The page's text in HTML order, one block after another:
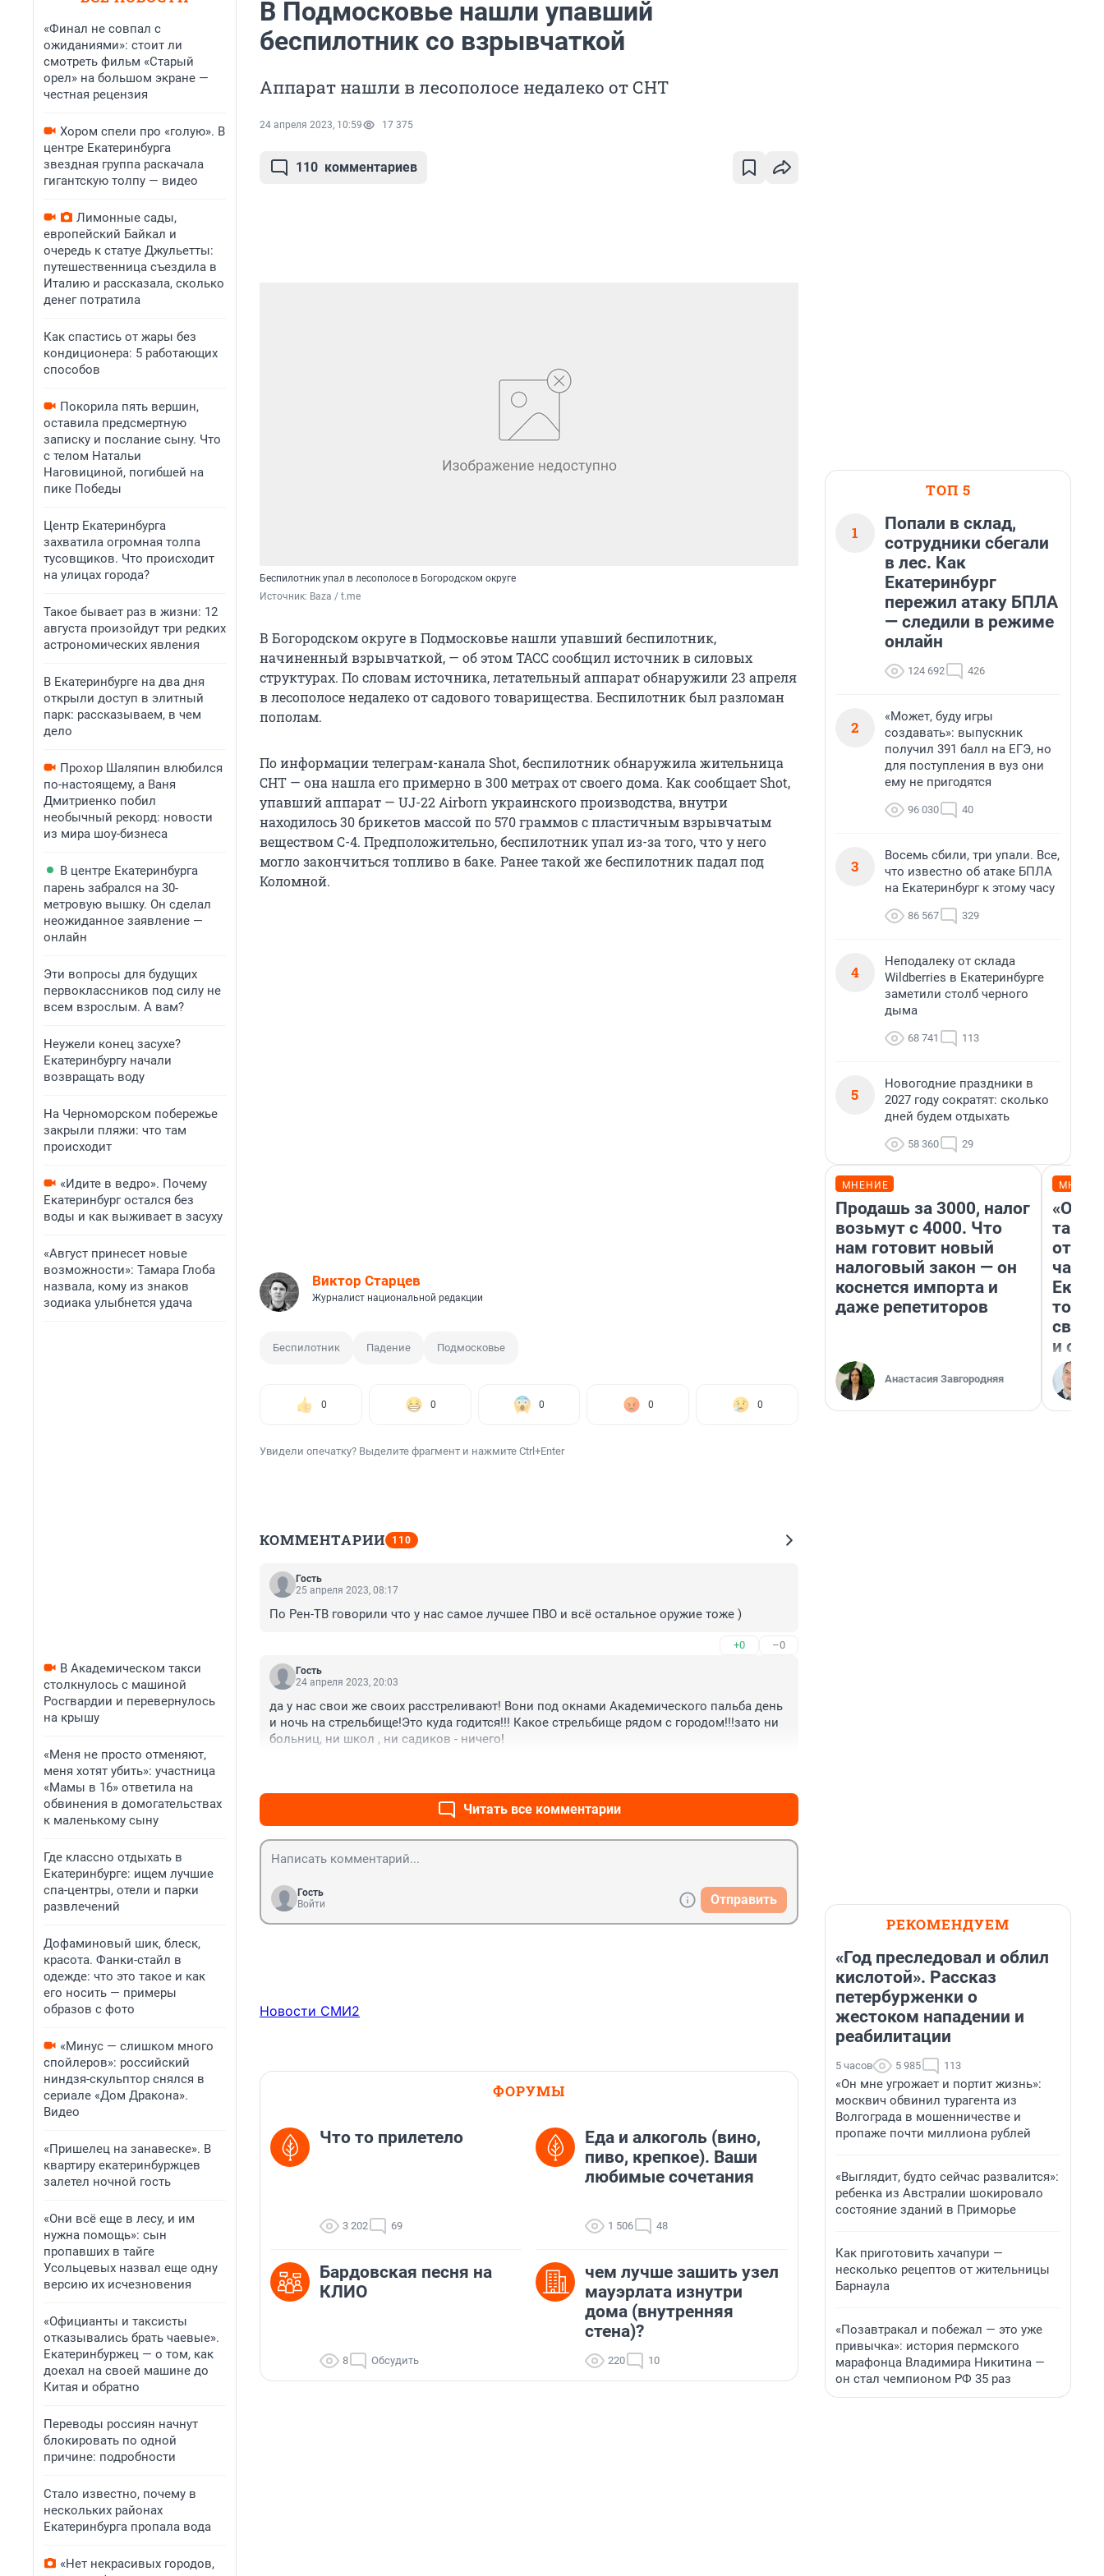
«Финал не совпал с
ожиданиями»: стоит ли
смотреть фильм «Старый
орел» на большом экране —
честная рецензия
Хором спели про «голую». В
центре Екатеринбурга
звездная группа раскачала
гигантскую толпу — видео
Лимонные сады,
европейский Байкал и
очередь к статуе Джульетты:
путешественница съездила в
Италию и рассказала, сколько
денег потратила
Как спастись от жары без
кондиционера: 5 работающих
способов
Покорила пять вершин,
оставила предсмертную
записку и послание сыну. Что
с телом Натальи
Наговициной, погибшей на
пике Победы
Центр Екатеринбурга
захватила огромная толпа
тусовщиков. Что происходит
на улицах города?
Такое бывает раз в жизни: 12
августа произойдут три редких
астрономических явления
В Екатеринбурге на два дня
открыли доступ в элитный
парк: рассказываем, в чем
дело
Прохор Шаляпин влюбился
по-настоящему, а Ваня
Дмитриенко побил
необычный рекорд: новости
из мира шоу-бизнеса
В центре Екатеринбурга
парень забрался на 30-
метровую вышку. Он сделал
неожиданное заявление —
онлайн
Эти вопросы для будущих
первоклассников под силу не
всем взрослым. А вам?
Неужели конец засухе?
Екатеринбургу начали
возвращать воду
На Черноморском побережье
закрыли пляжи: что там
происходит
«Идите в ведро». Почему
Екатеринбург остался без
воды и как выживает в засуху
«Август принесет новые
возможности»: Тамара Глоба
назвала, кому из знаков
зодиака улыбнется удача
В Академическом такси
столкнулось с машиной
Росгвардии и перевернулось
на крышу
«Меня не просто отменяют,
меня хотят убить»: участница
«Мамы в 16» ответила на
обвинения в домогательствах
к маленькому сыну
Где классно отдыхать в
Екатеринбурге: ищем лучшие
спа-центры, отели и парки
развлечений
Дофаминовый шик, блеск,
красота. Фанки-стайл в
одежде: что это такое и как
его носить — примеры
образов с фото
«Минус — слишком много
спойлеров»: российский
ниндзя-скульптор снялся в
сериале «Дом Дракона».
Видео
«Пришелец на занавеске». В
квартиру екатеринбуржцев
залетел ночной гость
«Они всё еще в лесу, и им
нужна помощь»: сын
пропавших в тайге
Усольцевых назвал еще одну
версию их исчезновения
«Официанты и таксисты
отказывались брать чаевые».
Екатеринбуржец — о том, как
доехал на своей машине до
Китая и обратно
Переводы россиян начнут
блокировать по одной
причине: подробности
Стало известно, почему в
нескольких районах
Екатеринбурга пропала вода
«Нет некрасивых городов,
В Подмосковье нашли упавший
беспилотник со взрывчаткой
Аппарат нашли в лесополосе недалеко от СНТ
24 апреля 2023, 10:59 17 375
110 комментариев
Беспилотник упал в лесополосе в Богородском округе
Источник: Baza / t.me
В Богородском округе в Подмосковье нашли упавший беспилотник,
начиненный взрывчаткой, — об этом ТАСС сообщил источник в силовых
структурах. По словам источника, летательный аппарат обнаружили 23 апреля
в лесополосе недалеко от садового товарищества. Беспилотник был разломан
пополам.
По информации телеграм-канала Shot, беспилотник обнаружила жительница
СНТ — она нашла его примерно в 300 метрах от своего дома. Как сообщает Shot,
упавший аппарат — UJ-22 Airborn украинского производства, внутри
находилось 30 брикетов массой по 570 граммов с пластичным взрывчатым
веществом С-4. Предположительно, беспилотник упал из-за того, что у него
могло закончиться топливо в баке. Ранее такой же беспилотник падал под
Коломной.
Виктор Старцев
Журналист национальной редакции
Беспилотник Падение Подмосковье
0 0 0 0 0
Увидели опечатку? Выделите фрагмент и нажмите Ctrl+Enter
КОММЕНТАРИИ 110
Гость
25 апреля 2023, 08:17
По Рен-ТВ говорили что у нас самое лучшее ПВО и всё остальное оружие тоже )
+0 –0
Гость
24 апреля 2023, 20:03
да у нас свои же своих расстреливают! Вони под окнами Академического пальба день
и ночь на стрельбище!Это куда годится!!! Какое стрельбище рядом с городом!!!зато ни
больниц, ни школ , ни садиков - ничего!
Читать все комментарии
Гость
Войти
Отправить
Новости СМИ2
ФОРУМЫ
Что то прилетело
3 202 69
Еда и алкоголь (вино,
пиво, крепкое). Ваши
любимые сочетания
1 506 48
Бардовская песня на
КЛИО
8 Обсудить
чем лучше зашить узел
мауэрлата изнутри
дома (внутренняя
стена)?
220 10
ТОП 5
1
Попали в склад,
сотрудники сбегали
в лес. Как
Екатеринбург
пережил атаку БПЛА
— следили в режиме
онлайн
124 692 426
2
«Может, буду игры
создавать»: выпускник
получил 391 балл на ЕГЭ, но
для поступления в вуз они
ему не пригодятся
96 030 40
3
Восемь сбили, три упали. Все,
что известно об атаке БПЛА
на Екатеринбург к этому часу
86 567 329
4
Неподалеку от склада
Wildberries в Екатеринбурге
заметили столб черного
дыма
68 741 113
5
Новогодние праздники в
2027 году сократят: сколько
дней будем отдыхать
58 360 29
МНЕНИЕ
Продашь за 3000, налог
возьмут с 4000. Что
нам готовит новый
налоговый закон — он
коснется импорта и
даже репетиторов
Анастасия Завгородняя
том,
и
РЕКОМЕНДУЕМ
«Год преследовал и облил
кислотой». Рассказ
петербурженки о
жестоком нападении и
реабилитации
5 часов 5 985 113
«Он мне угрожает и портит жизнь»:
москвич обвинил турагента из
Волгограда в мошенничестве и
пропаже почти миллиона рублей
«Выглядит, будто сейчас развалится»:
ребенка из Австралии шокировало
состояние зданий в Приморье
Как приготовить хачапури —
несколько рецептов от жительницы
Барнаула
«Позавтракал и побежал — это уже
привычка»: история пермского
марафонца Владимира Никитина —
он стал чемпионом РФ 35 раз